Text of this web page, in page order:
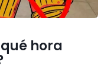
qué hora